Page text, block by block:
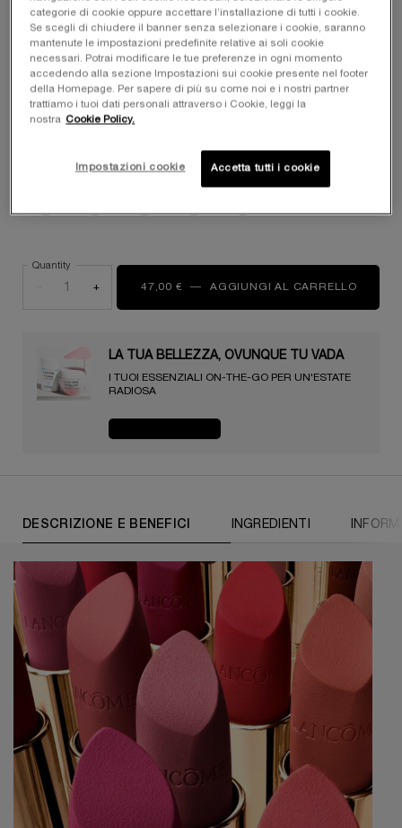
Seleziona una/un tono per L'ABSOLU ROUGE DRAMA MATTE
200 - FRENCH DRAMA
Seleziona un formato
Red Brown Berry
La variante del prodotto è out of stock
251 - SO DRAMATIC, 3 of 12
Selected
271 - DRAMATICALLY ME, 4 of 12
Selected
290 - Grazie - Simone, 5 of 12
Selected
295 - Rendez-vous
Quantity
+ 47,00 € ― AGGIUNGI AL CARRELLO
LA TUA BELLEZZA, OVUNQUE TU VADA​ ️️️
I TUOI ESSENZIALI ON-THE-GO PER UN'ESTATE
RADIOSA​
DESCRIZIONE E BENEFICI INGREDIENTI
categorie di cookie oppure accettare l’installazione di tutti i cookie.
Se scegli di chiudere il banner senza selezionare i cookie, saranno
mantenute le impostazioni predefinite relative ai soli cookie
necessari. Potrai modificare le tue preferenze in ogni momento
accedendo alla sezione Impostazioni sui cookie presente nel footer
della Homepage. Per sapere di più su come noi e i nostri partner
trattiamo i tuoi dati personali attraverso i Cookie, leggi la
nostra Cookie Policy.
Impostazioni cookie Accetta tutti i cookie